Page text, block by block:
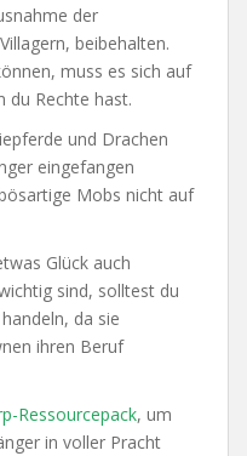
der
beibehalten.
muss es sich auf
du Rechte hast.
und Drachen
eingefangen
Mobs nicht auf
Glück auch
sind, solltest du
da sie
ihren Beruf
Ressourcepack, um
in voller Pracht